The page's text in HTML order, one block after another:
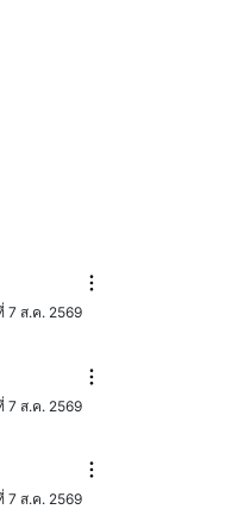
7 ส.ค. 2569
7 ส.ค. 2569
7 ส.ค. 2569